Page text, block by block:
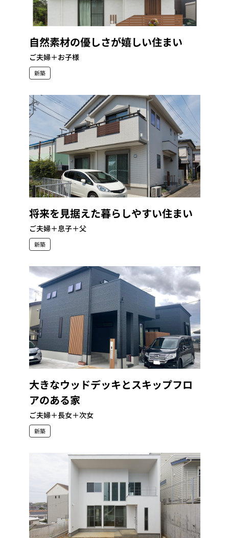
自然素材の優しさが嬉しい住まい
ご夫婦＋お子様
新築
将来を見据えた暮らしやすい住まい
ご夫婦＋息子＋父
新築
大きなウッドデッキとスキップフロ
アのある家
ご夫婦＋長女＋次女
新築